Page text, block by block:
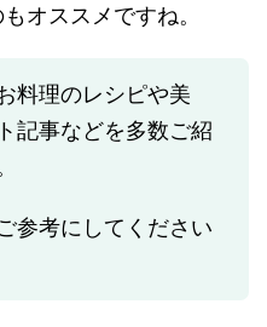
オススメですね。
料理のレシピや美
記事などを多数ご紹
参考にしてください